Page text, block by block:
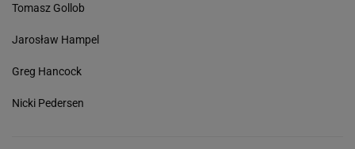
Tomasz Gollob
Jarosław Hampel
Greg Hancock
Nicki Pedersen